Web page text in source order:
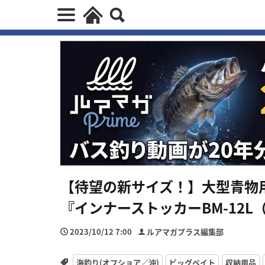
【待望の新サイズ！】大型青
『インナーストッカーBM-12L
2023/10/12 7:00 ルアマガプラス編集部
海釣り(オフショア／沖) ビッグベイト 収納用品